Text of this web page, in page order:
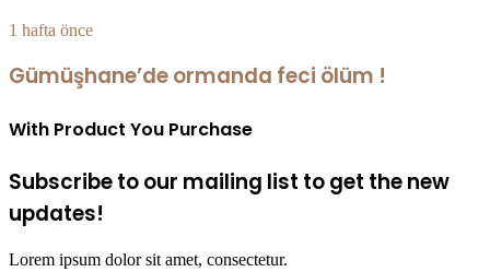
1 hafta önce
Gümüşhane’de ormanda feci ölüm !
With Product You Purchase
Subscribe to our mailing list to get the new
updates!
Lorem ipsum dolor sit amet, consectetur.